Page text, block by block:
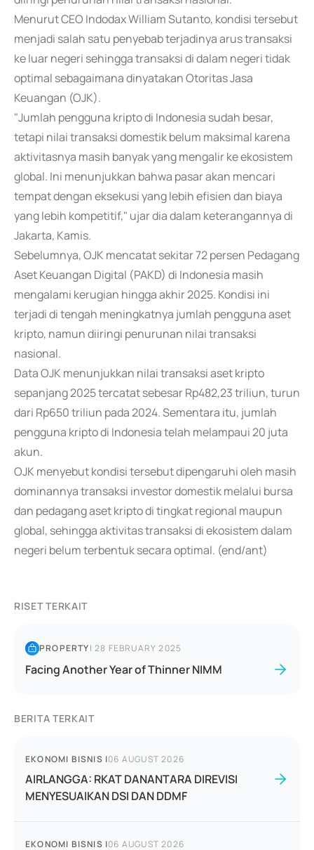
Menurut CEO Indodax William Sutanto, kondisi tersebut
menjadi salah satu penyebab terjadinya arus transaksi
ke luar negeri sehingga transaksi di dalam negeri tidak
optimal sebagaimana dinyatakan Otoritas Jasa
Keuangan (OJK).
"Jumlah pengguna kripto di Indonesia sudah besar,
tetapi nilai transaksi domestik belum maksimal karena
aktivitasnya masih banyak yang mengalir ke ekosistem
global. Ini menunjukkan bahwa pasar akan mencari
tempat dengan eksekusi yang lebih efisien dan biaya
yang lebih kompetitif," ujar dia dalam keterangannya di
Jakarta, Kamis.
Sebelumnya, OJK mencatat sekitar 72 persen Pedagang
Aset Keuangan Digital (PAKD) di Indonesia masih
mengalami kerugian hingga akhir 2025. Kondisi ini
terjadi di tengah meningkatnya jumlah pengguna aset
kripto, namun diiringi penurunan nilai transaksi
nasional.
Data OJK menunjukkan nilai transaksi aset kripto
sepanjang 2025 tercatat sebesar Rp482,23 triliun, turun
dari Rp650 triliun pada 2024. Sementara itu, jumlah
pengguna kripto di Indonesia telah melampaui 20 juta
akun.
OJK menyebut kondisi tersebut dipengaruhi oleh masih
dominannya transaksi investor domestik melalui bursa
dan pedagang aset kripto di tingkat regional maupun
global, sehingga aktivitas transaksi di ekosistem dalam
negeri belum terbentuk secara optimal. (end/ant)
RISET TERKAIT
PROPERTY|28 FEBRUARY 2025
Facing Another Year of Thinner NIMM
BERITA TERKAIT
EKONOMI BISNIS |06 AUGUST 2026
AIRLANGGA: RKAT DANANTARA DIREVISI
MENYESUAIKAN DSI DAN DDMF
EKONOMI BISNIS |06 AUGUST 2026